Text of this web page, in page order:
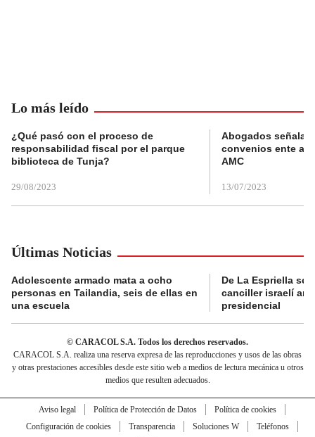
Lo más leído
¿Qué pasó con el proceso de
responsabilidad fiscal por el parque
biblioteca de Tunja?
29/08/2023
Abogados
convenios ente
AMC
13/07/2023
Últimas Noticias
Adolescente armado mata a ocho
personas en Tailandia, seis de ellas en
una escuela
De La Espriella se
canciller israelí
presidencial
© CARACOL S.A. Todos los derechos reservados.
CARACOL S.A. realiza una reserva expresa de las reproducciones y usos de las obras
y otras prestaciones accesibles desde este sitio web a medios de lectura mecánica u otros
medios que resulten adecuados.
Aviso legal Política de Protección de Datos
Política de cookies
Configuración de cookies
Transparencia Soluciones W
Teléfonos